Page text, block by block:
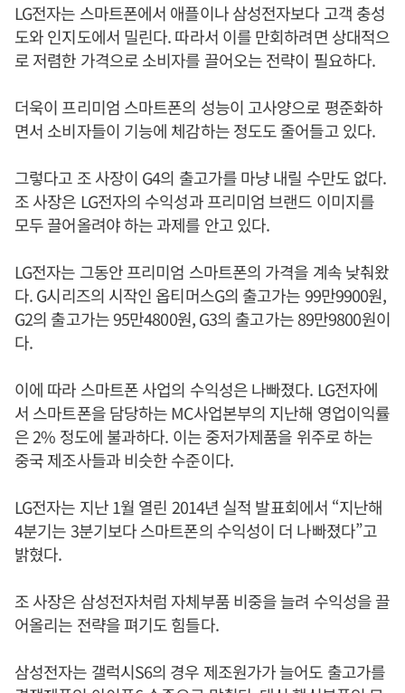
LG전자는 스마트폰에서 애플이나 삼성전자보다 고객 충성
도와 인지도에서 밀린다. 따라서 이를 만회하려면 상대적으
로 저렴한 가격으로 소비자를 끌어오는 전략이 필요하다.
더욱이 프리미엄 스마트폰의 성능이 고사양으로 평준화하
면서 소비자들이 기능에 체감하는 정도도 줄어들고 있다.
그렇다고 조 사장이 G4의 출고가를 마냥 내릴 수만도 없다.
조 사장은 LG전자의 수익성과 프리미엄 브랜드 이미지를
모두 끌어올려야 하는 과제를 안고 있다.
LG전자는 그동안 프리미엄 스마트폰의 가격을 계속 낮춰왔
다. G시리즈의 시작인 옵티머스G의 출고가는 99만9900원,
G2의 출고가는 95만4800원, G3의 출고가는 89만9800원이
다.
이에 따라 스마트폰 사업의 수익성은 나빠졌다. LG전자에
서 스마트폰을 담당하는 MC사업본부의 지난해 영업이익률
은 2% 정도에 불과하다. 이는 중저가제품을 위주로 하는
중국 제조사들과 비슷한 수준이다.
LG전자는 지난 1월 열린 2014년 실적 발표회에서 “지난해
4분기는 3분기보다 스마트폰의 수익성이 더 나빠졌다”고
밝혔다.
조 사장은 삼성전자처럼 자체부품 비중을 늘려 수익성을 끌
어올리는 전략을 펴기도 힘들다.
삼성전자는 갤럭시S6의 경우 제조원가가 늘어도 출고가를